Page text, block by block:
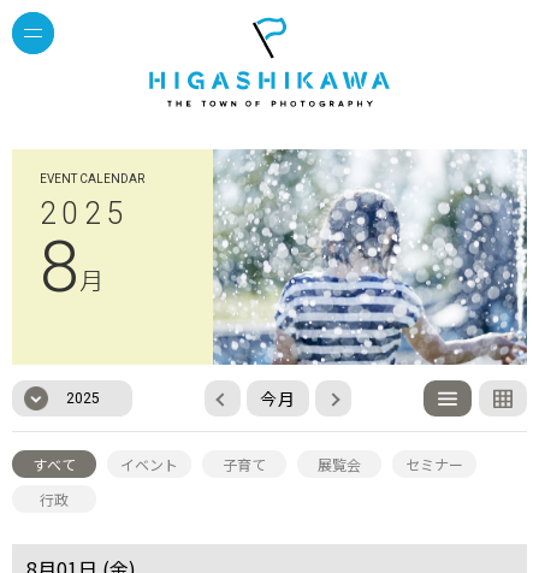
EVENT CALENDAR
2025
8月
2025 今月
すべて イベント 子育て 展覧会
セミナー
行政